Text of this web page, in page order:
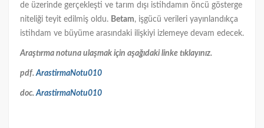
de üzerinde gerçekleşti ve tarım dışı istihdamın öncü gösterge
niteliği teyit edilmiş oldu. Betam, işgücü verileri yayınlandıkça
istihdam ve büyüme arasındaki ilişkiyi izlemeye devam edecek.
Araştırma notuna ulaşmak için aşağıdaki linke tıklayınız.
pdf.ArastirmaNotu010
doc.ArastirmaNotu010